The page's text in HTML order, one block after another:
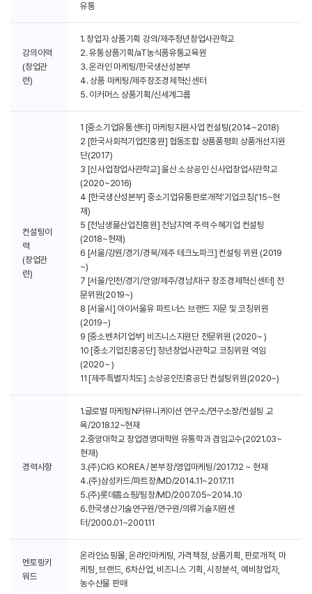
유통
강의이력
(창업관
련)
1. 창업자 상품기획 강의/제주청년창업사관학교
2. 유통상품기획/aT농식품유통교육원
3. 온라인 마케팅/한국생산성본부
4. 상품 마케팅/제주창조경제혁신센터
5. 이커머스 상품기획/신세계그룹
컨설팅이
력
(창업관
련)
1 [중소기업유통센터] 마케팅지원사업 컨설팅(2014~2018)
2 [한국사회적기업진흥원] 협동조합 상품품평회 상품개선지원
단(2017)
3 [신사업창업사관학교] 울산 소상공인 신사업창업사관학교
(2020~2016)
4 [한국생산성본부] 중소기업유통판로개척’기업코칭(‘15~현
재)
5 [전남생물산업진흥원] 전남지역 주력 수혜기업 컨설팅
(2018~현재)
6 [서울/강원/경기/경북/제주 테크노파크] 컨설팅 위원 (2019
~)
7 [서울/인천/경기/안양/제주/경남/대구 창조경제혁신센터] 전
문위원(2019~)
8 [서울시] 아이서울유 파트너스 브랜드 자문 및 코칭위원
(2019~)
9 [중소벤처기업부] 비즈니스지원단 전문위원 (2020~ )
10 [중소기업진흥공단] 청년창업사관학교 코칭위원 역임
(2020~ )
11 [제주특별자치도] 소상공인진흥공단 컨설팅위원(2020~)
경력사항
1.글로벌 마케팅N커뮤니케이션 연구소/연구소장/컨설팅 교
육/2018.12~현재
2.중앙대학교 창업경영대학원 유통학과 겸임교수(2021.03~
현재)
3.(주)CIG KOREA / 본부장/영업마케팅/2017.12 ~ 현재
4.(주)삼성카드/파트장/MD/2014.11~2017.11
5.(주)롯데홈쇼핑/팀장/MD/2007.05~2014.10
6.한국생산기술연구원/연구원/의류기술지원센
터/2000.01~2001.11
멘토링키
워드
온라인쇼핑몰, 온라인마케팅, 가격책정, 상품기획, 판로개척, 마
케팅, 브랜드, 6차산업, 비즈니스 기획, 시장분석, 예비창업자,
농수산물 판매